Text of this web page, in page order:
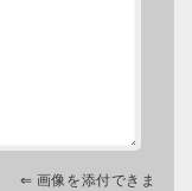
⇐ 画像を添付できま